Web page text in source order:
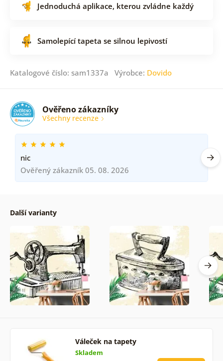
Jednoduchá aplikace, kterou zvládne každý
Samolepící tapeta se silnou lepivostí
Katalogové číslo: sam1337a Výrobce: Dovido
Ověřeno zákazníky
Všechny recenze
nic
Ověřený zákazník 05. 08. 2026
Další varianty
Váleček na tapety
Skladem